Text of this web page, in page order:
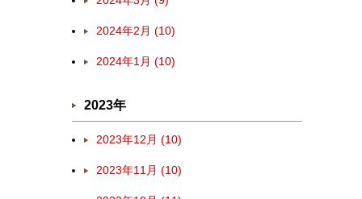
2024年2月 (10)
2024年1月 (10)
2023年
2023年12月 (10)
2023年11月 (10)